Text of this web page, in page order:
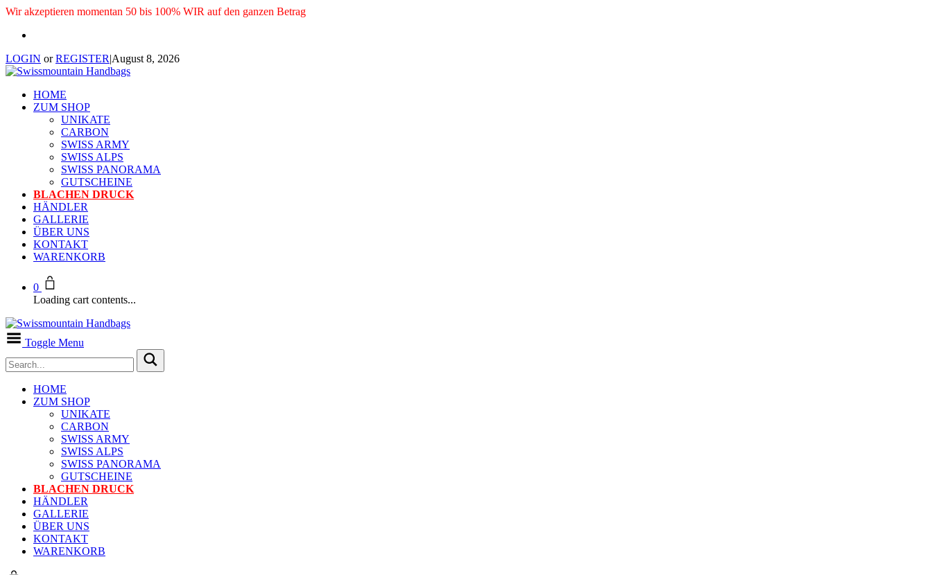
Wir akzeptieren momentan 50 bis 100% WIR auf den ganzen Betrag
LOGIN orREGISTER|August 8, 2026
HOME
ZUM SHOP
UNIKATE
CARBON
SWISS ARMY
SWISS ALPS
SWISS PANORAMA
GUTSCHEINE
BLACHEN DRUCK
HÄNDLER
GALLERIE
ÜBER UNS
KONTAKT
WARENKORB
0
Loading cart contents...
Toggle Menu
HOME
ZUM SHOP
UNIKATE
CARBON
SWISS ARMY
SWISS ALPS
SWISS PANORAMA
GUTSCHEINE
BLACHEN DRUCK
HÄNDLER
GALLERIE
ÜBER UNS
KONTAKT
WARENKORB